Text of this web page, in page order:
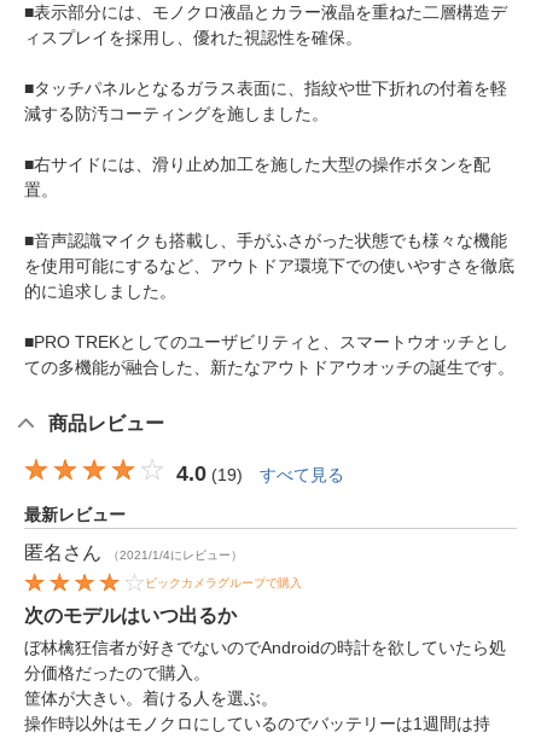
■表示部分には、モノクロ液晶とカラー液晶を重ねた二層構造デ
ィスプレイを採用し、優れた視認性を確保。
■タッチパネルとなるガラス表面に、指紋や世下折れの付着を軽
減する防汚コーティングを施しました。
■右サイドには、滑り止め加工を施した大型の操作ボタンを配
置。
■音声認識マイクも搭載し、手がふさがった状態でも様々な機能
を使用可能にするなど、アウトドア環境下での使いやすさを徹底
的に追求しました。
■PRO TREKとしてのユーザビリティと、スマートウオッチとし
ての多機能が融合した、新たなアウトドアウオッチの誕生です。
商品レビュー
4.0 (19) すべて見る
最新レビュー
匿名 さん （2021/1/4にレビュー）
ビックカメラグループで購入
次のモデルはいつ出るか
ぼ林檎狂信者が好きでないのでAndroidの時計を欲していたら処
分価格だったので購入。
筐体が大きい。着ける人を選ぶ。
操作時以外はモノクロにしているのでバッテリーは1週間は持